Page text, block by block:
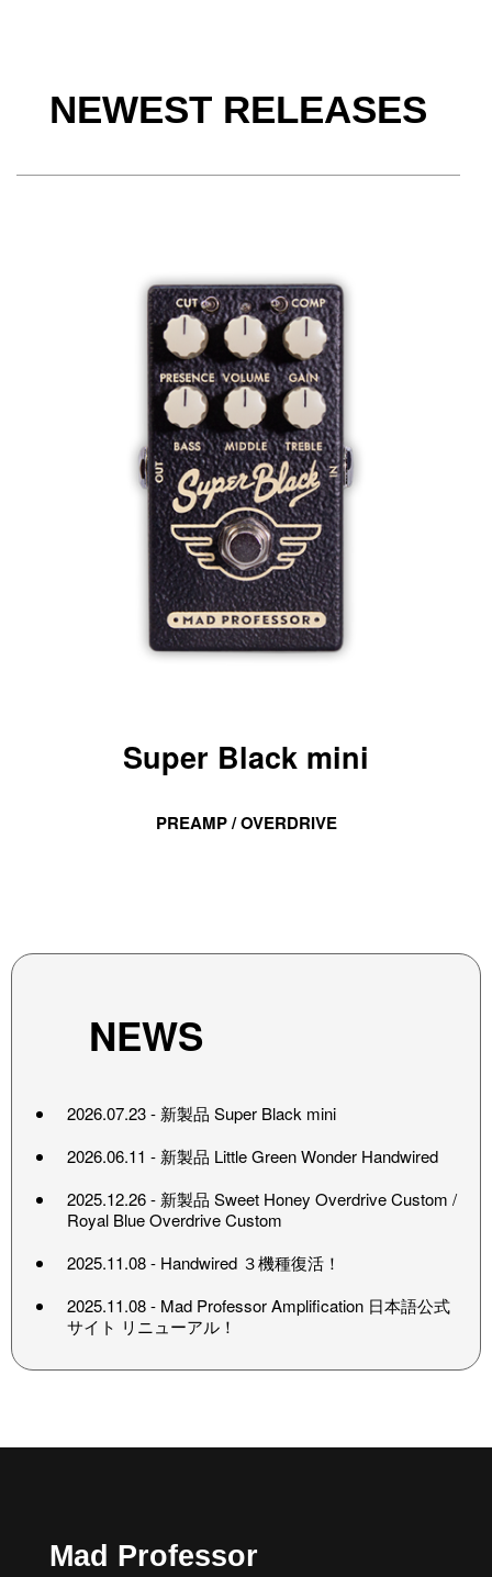
NEWEST RELEASES
Super Black mini
PREAMP / OVERDRIVE
NEWS
2026.07.23 - 新製品 Super Black mini
2026.06.11 - 新製品 Little Green Wonder Handwired
2025.12.26 - 新製品 Sweet Honey Overdrive Custom /
Royal Blue Overdrive Custom
2025.11.08 - Handwired ３機種復活！
2025.11.08 - Mad Professor Amplification 日本語公式
サイト リニューアル！
Mad Professor